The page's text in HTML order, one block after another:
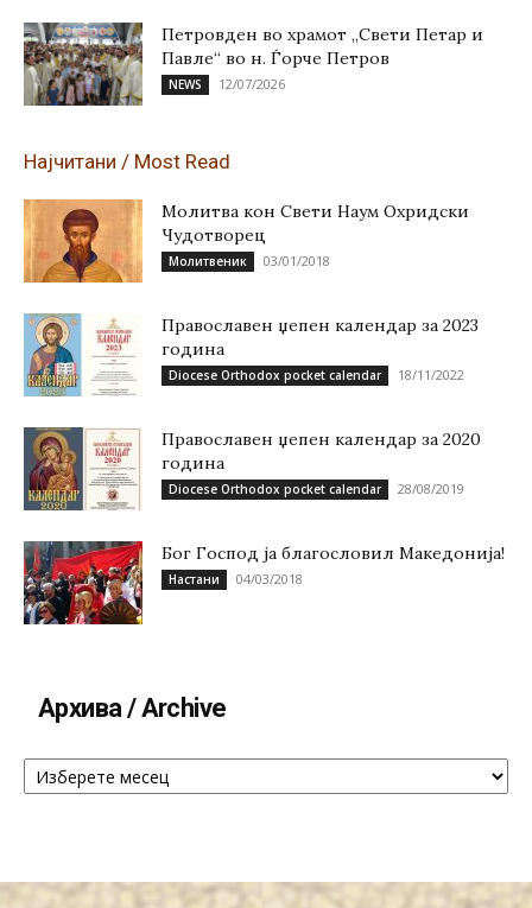
Петровден во храмот „Свети Петар и
Павле“ во н. Ѓорче Петров
NEWS 12/07/2026
Најчитани / Most Read
Молитва кон Свети Наум Охридски
Чудотворец
Молитвеник 03/01/2018
Православен џепен календар за 2023
година
Diocese Orthodox pocket calendar 18/11/2022
Православен џепен календар за 2020
година
Diocese Orthodox pocket calendar 28/08/2019
Бог Господ ја благословил Македонија!
Настани 04/03/2018
Архива / Archive
Архива